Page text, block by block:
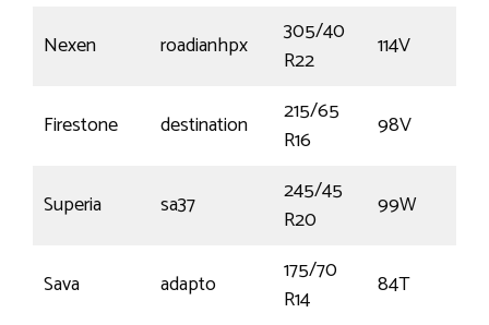
Nexen roadianhpx
305/40
R22
114V
Firestone destination
215/65
R16
98V
Superia sa37
245/45
R20
99W
Sava adapto
175/70
R14
84T